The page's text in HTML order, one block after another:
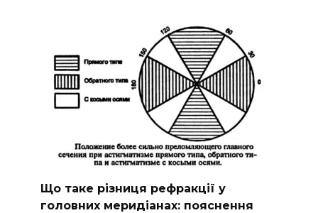
Що таке різниця рефракції у
головних меридіанах: пояснення